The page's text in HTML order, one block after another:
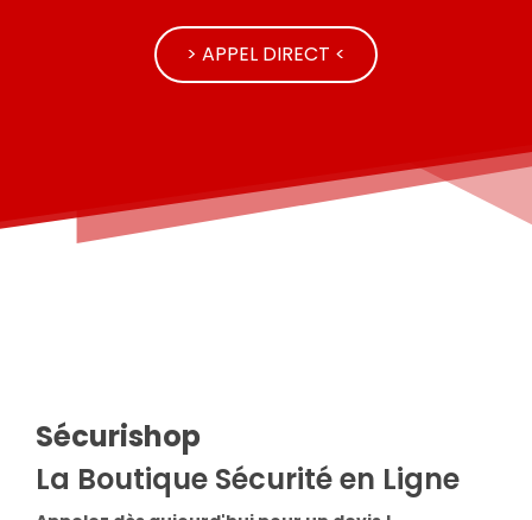
> APPEL DIRECT <
Sécurishop
La Boutique Sécurité en Ligne